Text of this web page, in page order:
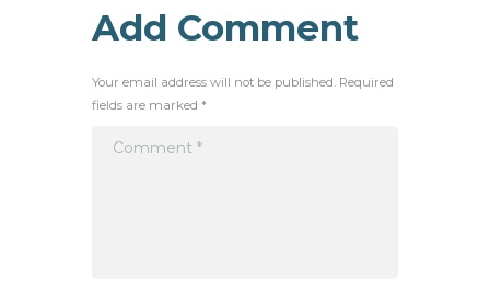
Add Comment
Your email address will not be published. Required
fields are marked *